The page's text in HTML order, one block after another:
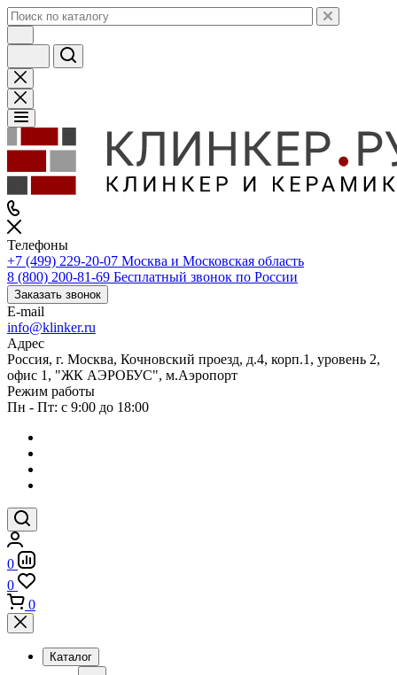
Телефоны
+7 (499) 229-20-07 Москва и Московская область
8 (800) 200-81-69 Бесплатный звонок по России
Заказать звонок
E-mail
info@klinker.ru
Адрес
Россия, г. Москва, Кочновский проезд, д.4, корп.1, уровень 2,
офис 1, "ЖК АЭРОБУС", м.Аэропорт
Режим работы
Пн - Пт: с 9:00 до 18:00
0
0
0
Каталог